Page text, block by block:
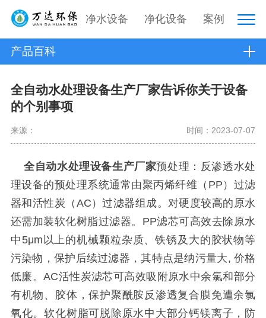
净水设备 净化设备 案例
产品百科
全自动水处理设备生产厂家告诉你关于设备
的个别事项
来源： 时间：2023-07-07
全自动水处理设备生产厂家预处理：反渗透水处
理设备的预处理系统通常由聚丙烯纤维（PP）过滤
器和活性炭（AC）过滤器组成。对硬度较高的原水
还需加装软化树脂过滤器。PP滤芯可高效去除原水
中5μm以上的机械颗粒杂质、铁锈及大的胶状物等
污染物，保护后续过滤器，其特点是纳污量大, 价格
低廉。AC活性炭滤芯可高效吸附原水中余氯和部分
有机物、胶体，保护聚酰胺反渗透复合膜免遭余氯
氧化。软化树脂可脱除原水中大部分钙镁离子，防